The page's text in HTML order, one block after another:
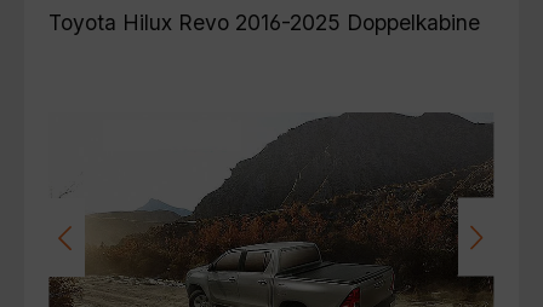
Toyota Hilux Revo 2016-2025 Doppelkabine